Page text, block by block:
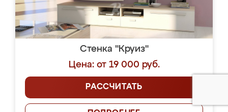
Стенка "Круиз"
Цена: от 19 000 руб.
РАССЧИТАТЬ